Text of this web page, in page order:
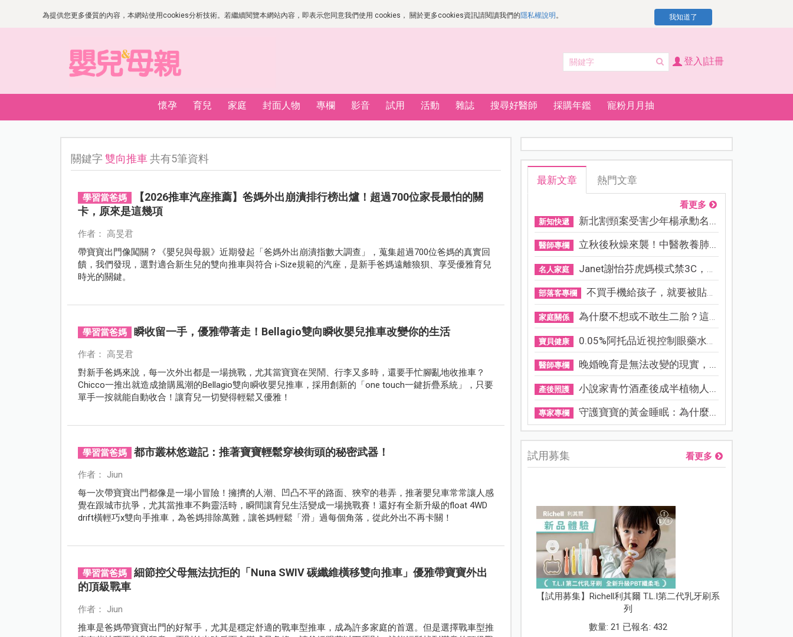
為提供您更多優質的內容，本網站使用cookies分析技術。若繼續閱覽本網站內容，即表示您同意我們使用 cookies， 關於更多cookies資訊請閱讀我們的隱私權說明 。 我知道了
登入|註冊
懷孕 育兒 家庭 封面人物 專欄 影音 試用 活動 雜誌 搜尋好醫師 採購年鑑 寵粉月月抽
關鍵字雙向推車共有5筆資料
學習當爸媽
【2026推車汽座推薦】爸媽外出崩潰排行榜出爐！超過700位家長最怕的關
卡，原來是這幾項
作者： 高旻君
帶寶寶出門像闖關？《嬰兒與母親》近期發起「爸媽外出崩潰指數大調查」，蒐集超過700位爸媽的真實回
饋，我們發現，選對適合新生兒的雙向推車與符合 i-Size規範的汽座，是新手爸媽遠離狼狽、享受優雅育兒
時光的關鍵。
學習當爸媽 瞬收留一手，優雅帶著走！Bellagio雙向瞬收嬰兒推車改變你的生活
作者： 高旻君
對新手爸媽來說，每一次外出都是一場挑戰，尤其當寶寶在哭鬧、行李又多時，還要手忙腳亂地收推車？
Chicco一推出就造成搶購風潮的Bellagio雙向瞬收嬰兒推車，採用創新的「one touch一鍵折疊系統」，只要
單手一按就能自動收合！讓育兒一切變得輕鬆又優雅！
學習當爸媽 都市叢林悠遊記：推著寶寶輕鬆穿梭街頭的秘密武器！
作者： Jiun
每一次帶寶寶出門都像是一場小冒險！擁擠的人潮、凹凸不平的路面、狹窄的巷弄，推著嬰兒車常常讓人感
覺在跟城市抗爭，尤其當推車不夠靈活時，瞬間讓育兒生活變成一場挑戰賽！還好有全新升級的float 4WD
drift橫輕巧x雙向手推車，為爸媽排除萬難，讓爸媽輕鬆「滑」過每個角落，從此外出不再卡關！
學習當爸媽
細節控父母無法抗拒的「Nuna SWIV 碳纖維橫移雙向推車」優雅帶寶寶外出
的頂級戰車
作者： Jiun
推車是爸媽帶寶寶出門的好幫手，尤其是穩定舒適的戰車型推車，成為許多家庭的首選。但是選擇戰車型推
最新文章 熱門文章
看更多
新知快遞 新北割頸案受害少年楊承勳名...
醫師專欄 立秋後秋燥來襲！中醫教養肺...
名人家庭 Janet謝怡芬虎媽模式禁3C，看...
部落客專欄 不買手機給孩子，就要被貼「...
家庭關係 為什麼不想或不敢生二胎？這8...
寶貝健康 0.05%阿托品近視控制眼藥水納...
醫師專欄 晚婚晚育是無法改變的現實，...
產後照護 小說家青竹酒產後成半植物人...
專家專欄 守護寶寶的黃金睡眠：為什麼...
試用募集 看更多
【試用募集】Richell利其爾 T.L.I第二代乳牙刷系
列
數量: 21 已報名: 432